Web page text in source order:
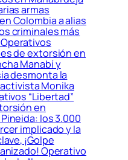
armas
Colombia a alias
criminales más
de extorsión en
Manabí y
desmonta la
Monika
“Libertad”
en
los 3.000
implicado y la
¡Golpe
Operativo